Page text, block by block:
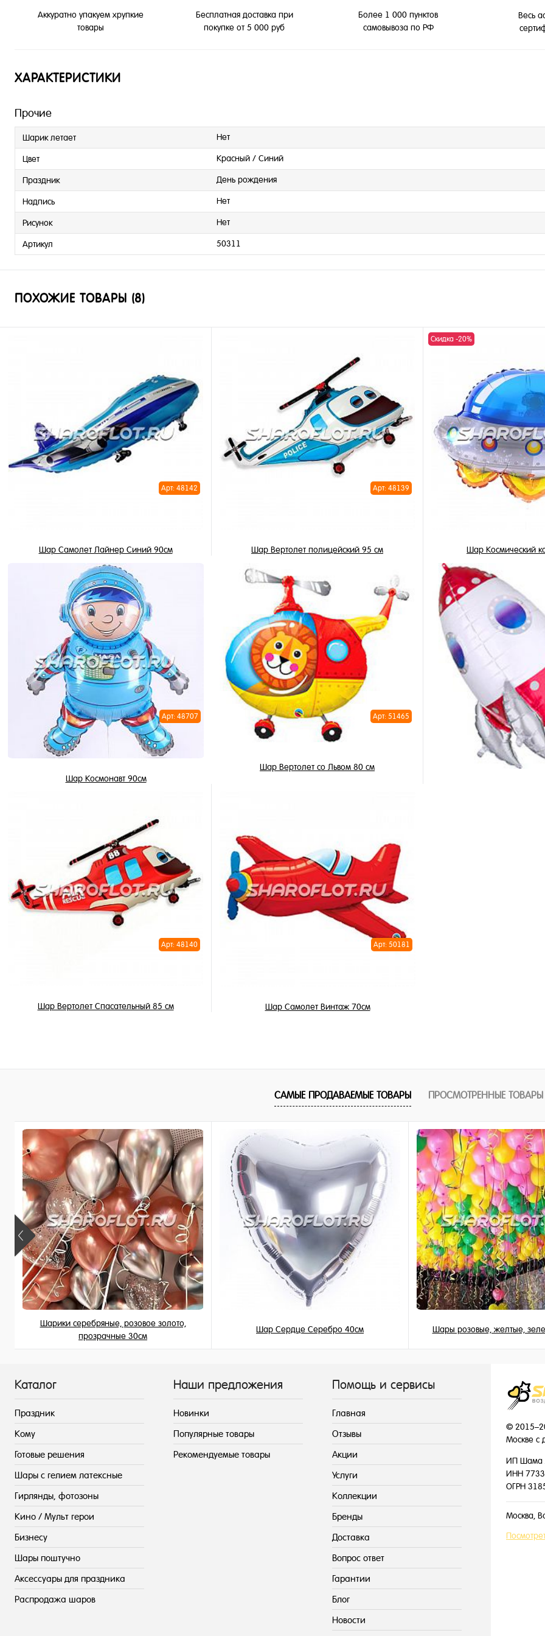
Аккуратно упакуем хрупкие
товары
Бесплатная доставка при
покупке от 5 000 руб
Более 1 000 пунктов
самовывоза по РФ
Весь
ХАРАКТЕРИСТИКИ
Прочие
Шарик летает Нет
Цвет Красный / Синий
Праздник День рождения
Надпись Нет
Рисунок Нет
Артикул 50311
ПОХОЖИЕ ТОВАРЫ (8)
Арт: 48142
Шар Самолет Лайнер Синий 90см
795 ₽/ шт
В корзину
Купить в 1 клик
В избранное
В наличии
Арт: 48139
Шар Вертолет полицейский 95 см
795 ₽/ шт
В корзину
Купить в 1 клик
В избранное
В наличии
Скидка -20%
Шар Космический
500 ₽
В
Купить в 1 клик
В избранное
В наличии
Арт: 48707
Шар Космонавт 90см
В корзину
Купить в 1 клик
В избранное
В наличии
Арт: 51465
Шар Вертолет со Львом 80 см
Купить в 1 клик
В избранное
В наличии
Арт: 48140
Шар Вертолет Спасательный 85 см
В избранное
В наличии
Арт: 50181
Шар Самолет Винтаж 70см
В избранное
В наличии
САМЫЕ ПРОДАВАЕМЫЕ ТОВАРЫ ПРОСМОТРЕННЫЕ ТОВАРЫ
Шарики серебряные, розовое золото,
прозрачные 30см
Шар Сердце Серебро 40см Шары розовые, желтые,
Каталог
Праздник
Кому
Готовые решения
Шары с гелием латексные
Гирлянды, фотозоны
Кино / Мульт герои
Бизнесу
Шары поштучно
Аксессуары для праздника
Распродажа шаров
Наши предложения
Новинки
Популярные товары
Рекомендуемые товары
Помощь и сервисы
Главная
Отзывы
Акции
Услуги
Коллекции
Бренды
Доставка
Вопрос ответ
Гарантии
Блог
Новости
©
Москве с
ИП Шама
ИНН
ОГРН
Москва,